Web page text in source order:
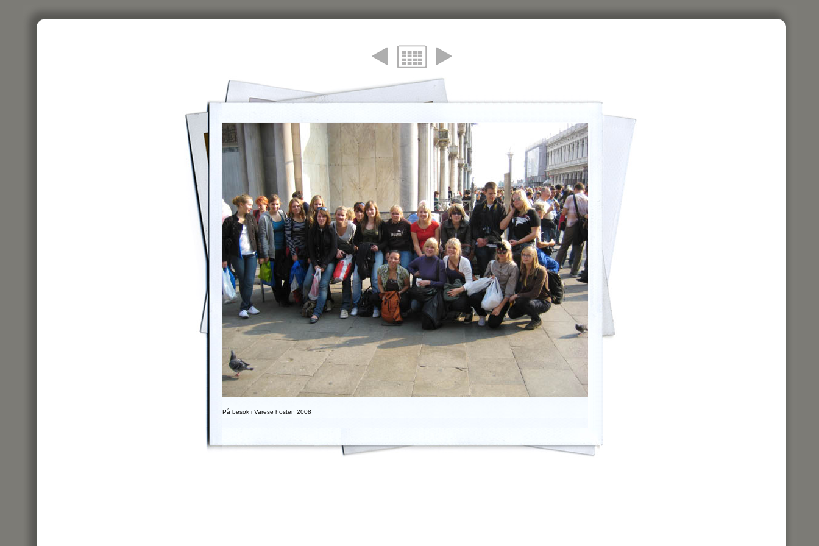
På besök i Varese hösten 2008